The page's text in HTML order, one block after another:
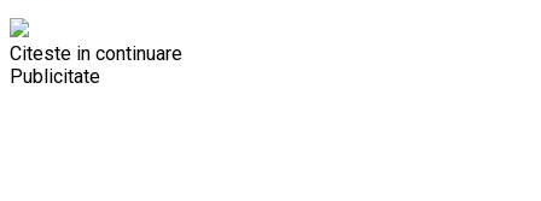
Citeste in continuare
Publicitate